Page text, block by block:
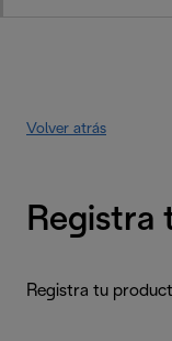
Volver atrás
Registra
Registra tu